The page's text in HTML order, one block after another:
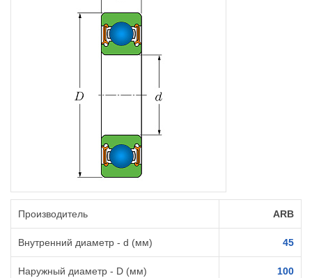
Производитель ARB
Внутренний диаметр - d (мм) 45
Наружный диаметр - D (мм) 100